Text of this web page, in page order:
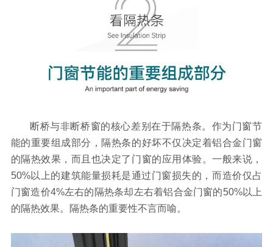
断桥与非断桥窗的核心差别在于隔热条。作为门窗节
能的重要组成部分，隔热条的好坏不仅决定着铝合金门窗
的隔热效果，而且也决定了门窗的应用体验。一般来说，
50%以上的建筑能量损耗是通过门窗损失的，而造价仅占
门窗造价4%左右的隔热条却左右着铝合金门窗的50%以上
的隔热效果。隔热条的重要性不言而喻。